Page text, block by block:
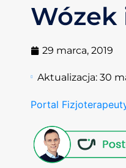
29 marca, 2019
Aktualizacja:30
Portal